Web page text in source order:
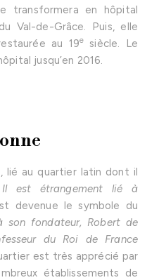
transformera en hôpital
Val-de-Grâce. Puis, elle
au 19e siècle. Le
jusqu’en 2016.
lié au quartier latin dont il
est étrangement lié à
devenue le symbole du
son fondateur, Robert de
du Roi de France
est très apprécié par
établissements de